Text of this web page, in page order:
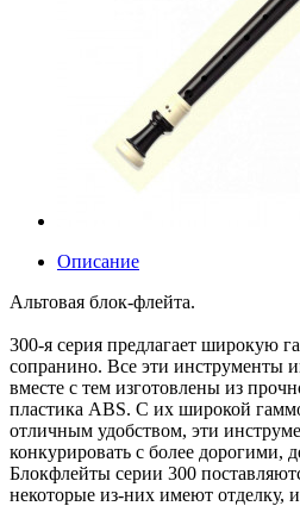
Описание
Альтовая блок-флейта.
300-я серия предлагает широкую
сопранино. Все эти инструменты
вместе с тем изготовлены из
пластика ABS. С их широкой
отличным удобством, эти
конкурировать с более дорогими,
Блокфлейты серии 300
некоторые из-них имеют